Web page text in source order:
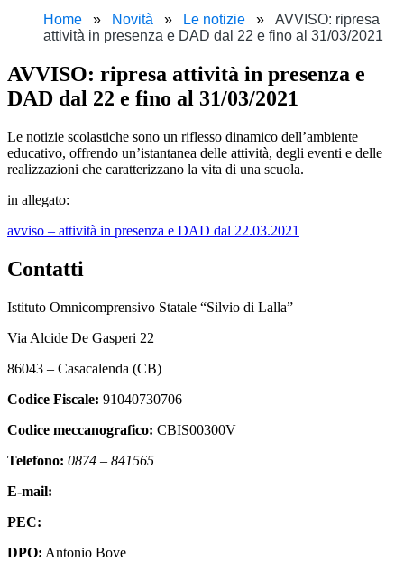
Home Novità Le notizie
AVVISO: ripresa
attività in presenza e DAD dal 22 e fino al 31/03/2021
AVVISO: ripresa attività in presenza e
DAD dal 22 e fino al 31/03/2021
Le notizie scolastiche sono un riflesso dinamico dell’ambiente
educativo, offrendo un’istantanea delle attività, degli eventi e delle
realizzazioni che caratterizzano la vita di una scuola.
in allegato:
avviso – attività in presenza e DAD dal 22.03.2021
Contatti
Istituto Omnicomprensivo Statale “Silvio di Lalla”
Via Alcide De Gasperi 22
86043 – Casacalenda (CB)
Codice Fiscale: 91040730706
Codice meccanografico: CBIS00300V
Telefono: 0874 – 841565
E-mail:
PEC:
DPO: Antonio Bove